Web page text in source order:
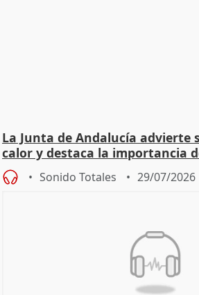
La Junta de Andalucía advierte
calor y destaca la importancia
Sonido Totales 29/07/2026